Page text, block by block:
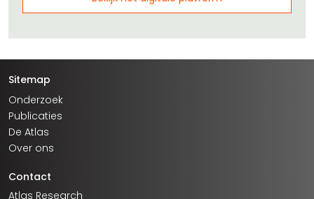
Sitemap
Onderzoek
Publicaties
De Atlas
Over ons
Contact
Atlas Research